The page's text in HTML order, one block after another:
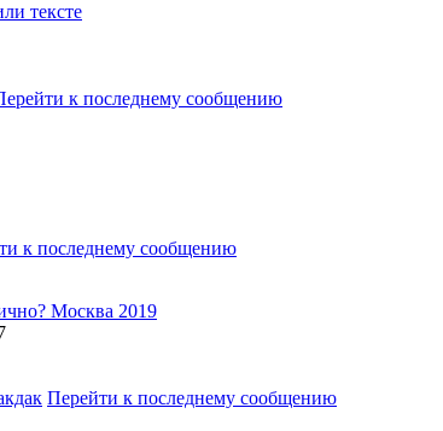
тексте
к последнему сообщению
к последнему сообщению
Москва 2019
Перейти к последнему сообщению